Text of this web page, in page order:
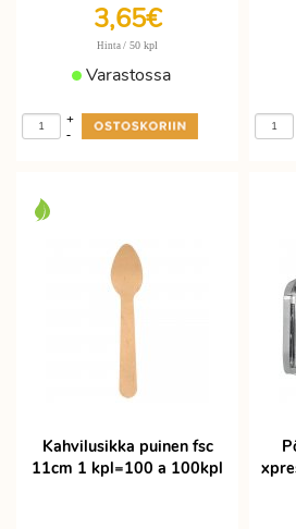
3,65€
Hinta / 50 kpl
Varastossa
-
+
Kahvilusikka puinen fsc
11cm 1 kpl=100 a 100kpl